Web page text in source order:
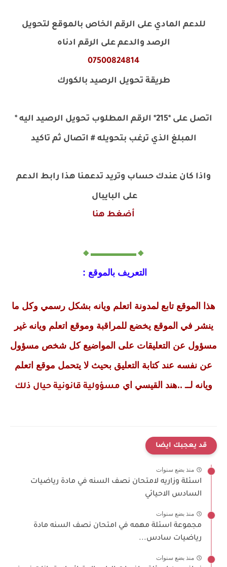
للدعم المادي على الرقم الخاص بالموقع لتحويل
الرصد والدعم على الرقم ادناه
07500824814
طريقة تحويل الرصيد بالكورك
اتصل على *215* الرقم المطلوب تحويل الرصيد اليه *
المبلغ الذي ترغب بتحويله # اتصال ثم تاكيد
واذا كان عندك حساب وتريد تدعمنا هذا رابط الدعم
على البايبال
أضغط هنا
🔸▬▬▬▬▬🔸
التعريف بالموقع :
هذا الموقع تابع لمدونة اتعلم ويانه بشكل رسمي وكل ما
ينشر في الموقع يخضع للمراقبة وموقع اتعلم ويانه غير
مسؤول عن التعليقات على المواضيع كل شخص مسؤول
عن نفسه عند كتابة التعليق بحيث لا يتحمل موقع اتعلم
ويانه لــ ..هند القيسي اي مسؤولية قانونية حيال ذلك
قد يعجبك ايضا
منذ بضع سنوات
اسئلة وزاريه لامتحان نصف السنه في مادة رياضيات
السادس الاحيائي
منذ بضع سنوات
مجموعة اسئلة مهمه في امتحان نصف السنه مادة
رياضيات سادس...
منذ بضع سنوات